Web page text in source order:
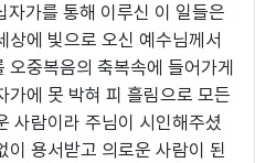
자가를 통해 이루신 이 일들은
에 빛으로 오신 예수님께서
중복음의 축복속에 들어가게
가에 못 박혀 피 흘림으로 모든
사람이라 주님이 시인해주셨
이 용서받고 의로운 사람이 된